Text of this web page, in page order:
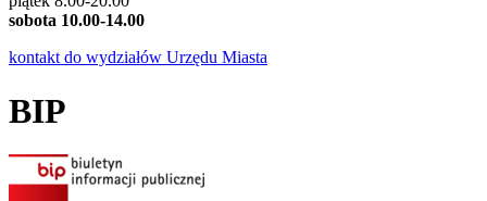
sobota 10.00-14.00
kontakt do wydziałów Urzędu Miasta
BIP